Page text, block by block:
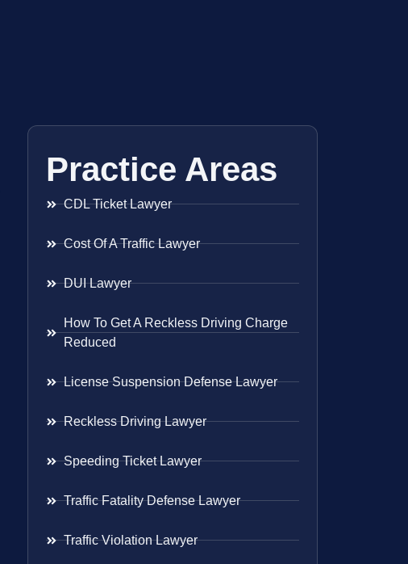
Practice Areas
CDL Ticket Lawyer
Cost Of A Traffic Lawyer
DUI Lawyer
How To Get A Reckless Driving Charge
Reduced
License Suspension Defense Lawyer
Reckless Driving Lawyer
Speeding Ticket Lawyer
Traffic Fatality Defense Lawyer
Traffic Violation Lawyer